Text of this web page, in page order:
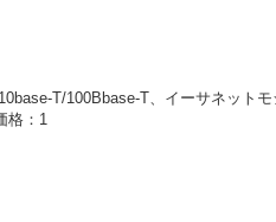
T/100Bbase-T、イーサネット
格：1